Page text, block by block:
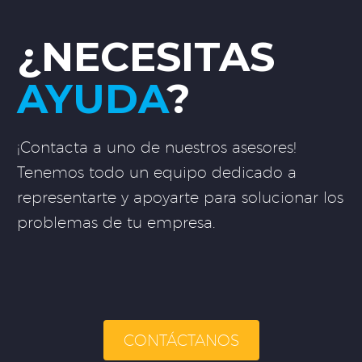
¿NECESITAS
AYUDA?
¡Contacta a uno de nuestros asesores!
Tenemos todo un equipo dedicado a
representarte y apoyarte para solucionar los
problemas de tu empresa.
CONTÁCTANOS